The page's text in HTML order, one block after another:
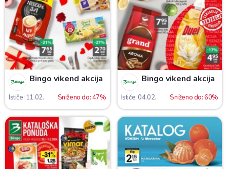
Bingo vikend akcija
Ističe: 11.02. Sniženo do: 47%
Bingo vikend akcija
Ističe: 04.02. Sniženo do: 60%